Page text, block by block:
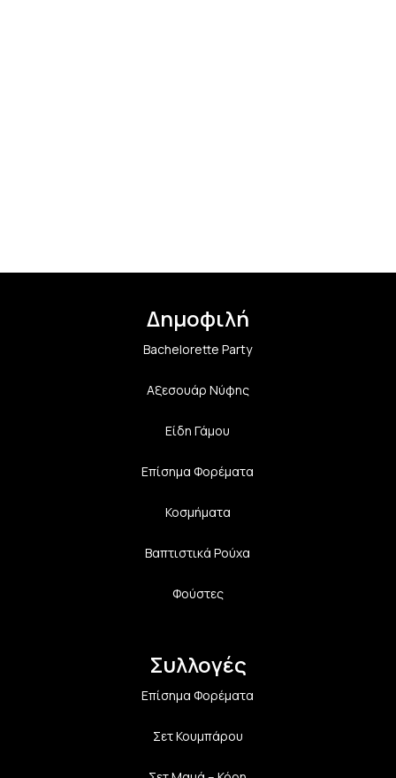
Δημοφιλή
Bachelorette Party
Αξεσουάρ Νύφης
Είδη Γάμου
Επίσημα Φορέματα
Κοσμήματα
Βαπτιστικά Ρούχα
Φούστες
Συλλογές
Επίσημα Φορέματα
Σετ Κουμπάρου